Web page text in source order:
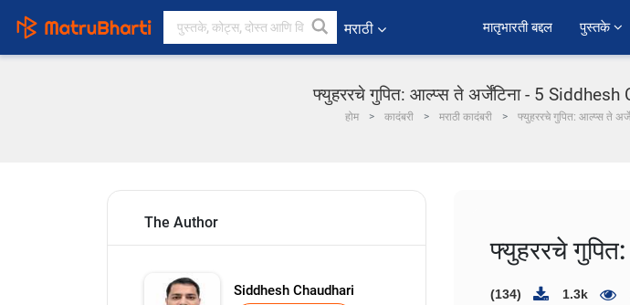
मराठी ﻿मातृभारती बद्दल पुस्तके
फ्युहररचे गुपित: आल्प्स ते अर्जेंटिना - 5 Siddhesh
होम कादंबरी मराठी कादंबरी फ्युहररचे गुपित: आल्प्स ते
The Author
Siddhesh Chaudhari
फ्युहररचे
(134) 1.3k